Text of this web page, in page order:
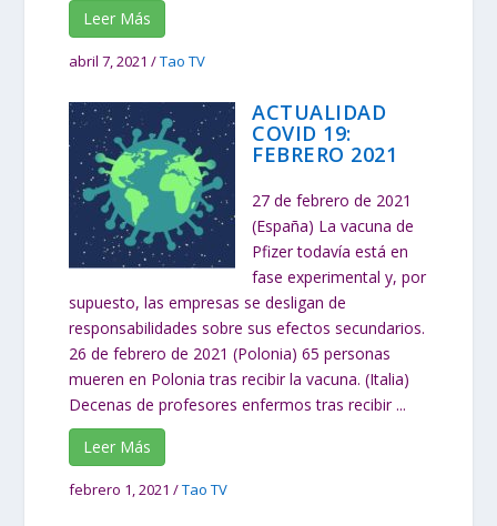
Leer Más
abril 7, 2021 /Tao TV
ACTUALIDAD
COVID 19:
FEBRERO 2021
27 de febrero de 2021
(España) La vacuna de
Pfizer todavía está en
fase experimental y, por
supuesto, las empresas se desligan de
responsabilidades sobre sus efectos secundarios.
26 de febrero de 2021 (Polonia) 65 personas
mueren en Polonia tras recibir la vacuna. (Italia)
Decenas de profesores enfermos tras recibir ...
Leer Más
febrero 1, 2021 /Tao TV